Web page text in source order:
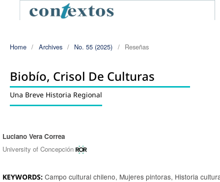
Home / Archives / No. 55 (2025) / Reseñas
Biobío, Crisol De Culturas
Una Breve Historia Regional
Authors
Luciano Vera Correa
University of Concepción
KEYWORDS: Campo cultural chileno, Mujeres pintoras, Historia